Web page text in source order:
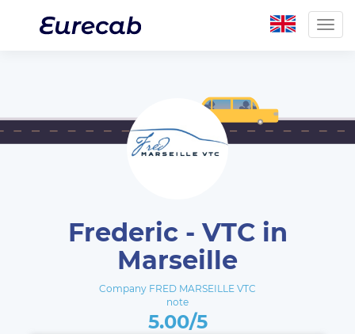
Frederic - VTC in
Marseille
Company FRED MARSEILLE VTC
note
5.00/5